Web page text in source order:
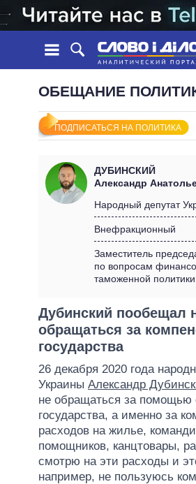
НОВОСТИ
ЛЕНТА
СОБЫТИЯ
СТАТЬИ
МНЕНИЯ
ОБЗОРЫ
ДАЙДЖЕСТЫ
МИР
ОБЕЩАНИЯ
ВСЕ ПОЛИТИКИ
ПРЕЗИДЕНТ И ОФИС
КАБИНЕТ МИНИСТРОВ
ГЛАВЫ
ВИДЕО
СРАВНЕНИЕ
ОБЕЩАНИЕ
ПОДПИСАТЬСЯ НА ПОЛИТИКА
ДУБИНСКИЙ
Александр
Народный депутат
Внефракционный
Заместитель
по вопросам
таможенной политики
Дубинский пообещал
обращаться за
государства
26 декабря 2020 года
Украины Александр
не обращаться за помощью
государства, а именно за
расходов на жилье,
помощников, канцтовары,
смотрю на эти расходы и
например, не пользуюсь